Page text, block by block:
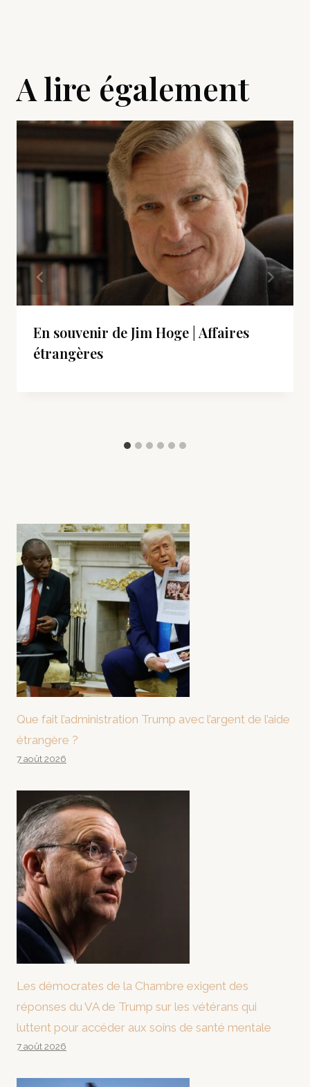
A lire également
En souvenir de Jim Hoge | Affaires
étrangères
Que fait l’administration Trump avec l’argent de l’aide
étrangère ?
7 août 2026
Les démocrates de la Chambre exigent des
réponses du VA de Trump sur les vétérans qui
luttent pour accéder aux soins de santé mentale
7 août 2026